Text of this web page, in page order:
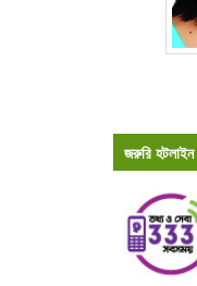
জরুরি হটলাইন